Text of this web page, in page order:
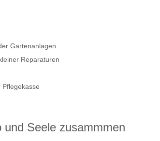
Gartenanlagen
Reparaturen
und Seele zusammmen